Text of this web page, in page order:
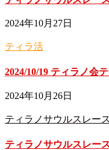
2024年10月27日
ティラ活
2024/10/19 ティラノ会
2024年10月26日
ティラノサウルスレース
ティラノサウルスレ